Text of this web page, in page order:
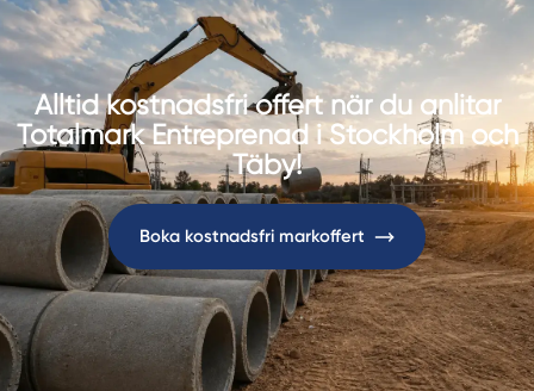
Alltid kostnadsfri offert när du anlitar
Totalmark Entreprenad i Stockholm och
Täby!
Boka kostnadsfri markoffert